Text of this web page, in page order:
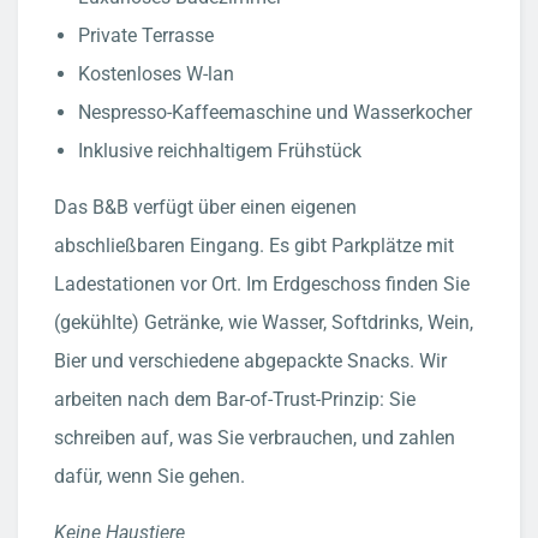
Private Terrasse
Kostenloses W-lan
Nespresso-Kaffeemaschine und Wasserkocher
Inklusive reichhaltigem Frühstück
Das B&B verfügt über einen eigenen
abschließbaren Eingang. Es gibt Parkplätze mit
Ladestationen vor Ort. Im Erdgeschoss finden Sie
(gekühlte) Getränke, wie Wasser, Softdrinks, Wein,
Bier und verschiedene abgepackte Snacks. Wir
arbeiten nach dem Bar-of-Trust-Prinzip: Sie
schreiben auf, was Sie verbrauchen, und zahlen
dafür, wenn Sie gehen.
Keine Haustiere